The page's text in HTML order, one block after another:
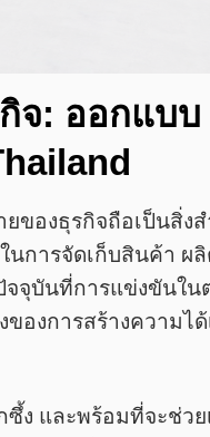
จ: ออกแบบ
ของธุรกิจถือเป็นสิ่ง
นการจัดเก็บสินค้า ผ
จจุบันที่การแข่งขันใน
งการสร้างความได้
ซึ้ง และพร้อมที่จะช่ว